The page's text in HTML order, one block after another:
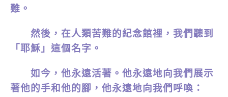
難。
然後，在人類苦難的紀念館裡，我們聽到
「耶穌」這個名字。
如今，他永遠活著。他永遠地向我們展示
著他的手和他的腳，他永遠地向我們呼喚：